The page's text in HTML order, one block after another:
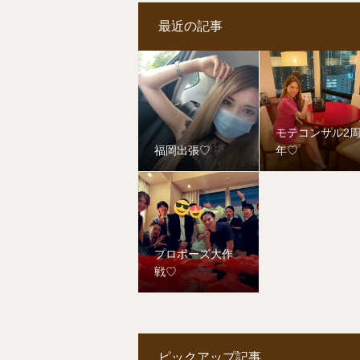
最近の記事
福岡出張♡
モテコンサル2周
年♡
プロポーズ大作
戦♡
ピックアップ記事